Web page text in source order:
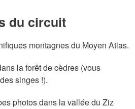
du circuit
montagnes du Moyen Atlas.
la forêt de cèdres (vous
singes !).
photos dans la vallée du Ziz